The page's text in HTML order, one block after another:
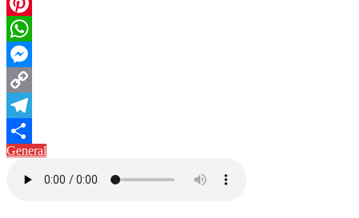
Pinterest
WhatsApp
Messenger
Copy
Link
Telegram
Compartir
General